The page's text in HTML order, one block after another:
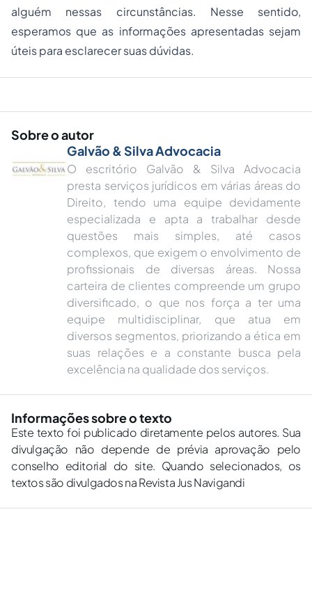
alguém nessas circunstâncias. Nesse sentido,
esperamos que as informações apresentadas sejam
úteis para esclarecer suas dúvidas.
Sobre o autor
Galvão & Silva Advocacia
O escritório Galvão & Silva Advocacia
presta serviços jurídicos em várias áreas do
Direito, tendo uma equipe devidamente
especializada e apta a trabalhar desde
questões mais simples, até casos
complexos, que exigem o envolvimento de
profissionais de diversas áreas. Nossa
carteira de clientes compreende um grupo
diversificado, o que nos força a ter uma
equipe multidisciplinar, que atua em
diversos segmentos, priorizando a ética em
suas relações e a constante busca pela
excelência na qualidade dos serviços.
Informações sobre o texto
Este texto foi publicado diretamente pelos autores. Sua
divulgação não depende de prévia aprovação pelo
conselho editorial do site. Quando selecionados, os
textos são divulgados na Revista Jus Navigandi